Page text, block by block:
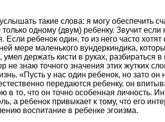
такие слова: я могу обеспечить
одному (двум) ребенку. Звучит
Если ребенок один, то из него часто
мере маленького вундеркиндика,
умел держать кисти в руках, разбираться
не знаю точного значения этих жутких
«Пусть у нас один ребенок, но зато он
передаются ребенку, он
в то, что он точно особенная личность.
а ребенок привыкает к тому, что его
воспитание в ребенке эгоизма.